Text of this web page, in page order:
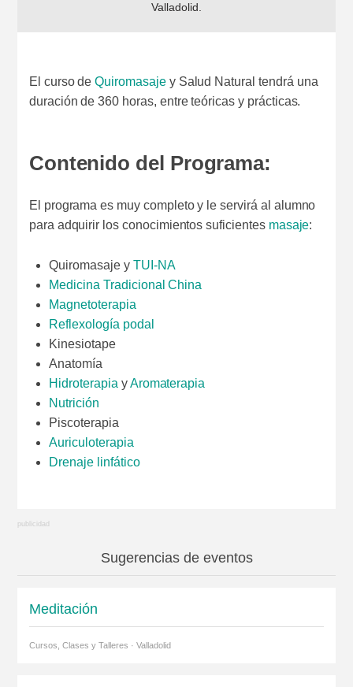
Valladolid
El curso deQuiromasajey Salud Natural tendrá una
duración de 360 horas, entre teóricas y prácticas.
Contenido del Programa:
El programa es muy completo y le servirá al alumno
para adquirir los conocimientos suficientes masaje:
Quiromasaje y TUI-NA
Medicina Tradicional China
Magnetoterapia
Reflexología podal
Kinesiotape
Anatomía
Hidroterapia yAromaterapia
Nutrición
Piscoterapia
Auriculoterapia
Drenaje linfático
Sugerencias de eventos
Meditación
Cursos, Clases y Talleres · Valladolid